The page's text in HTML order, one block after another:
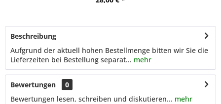
Beschreibung
Aufgrund der aktuell hohen Bestellmenge bitten wir Sie die
Lieferzeiten bei Bestellung separat... mehr
Bewertungen
0
Bewertungen lesen, schreiben und diskutieren... mehr